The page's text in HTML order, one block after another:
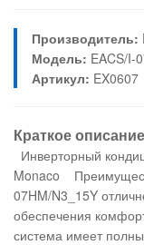
Производитель:
Модель: EACS/I-
Артикул: EX0607
Краткое описание
Инверторный
Monaco
07HM/N3_15Y
обеспечения
система имеет